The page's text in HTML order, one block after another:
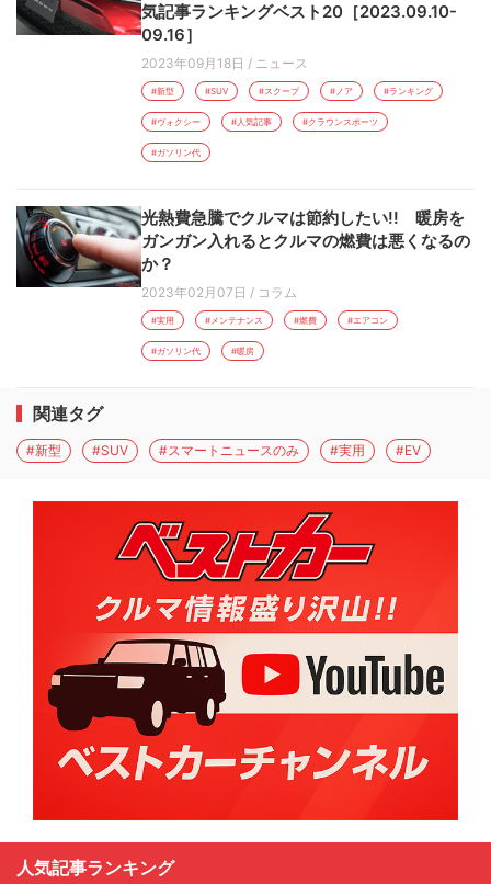
気記事ランキングベスト20［2023.09.10-
09.16］
2023年09月18日 / ニュース
#新型 #SUV #スクープ #ノア #ランキング
#ヴォクシー #人気記事 #クラウンスポーツ
#ガソリン代
光熱費急騰でクルマは節約したい!! 暖房を
ガンガン入れるとクルマの燃費は悪くなるの
か？
2023年02月07日 / コラム
#実用 #メンテナンス #燃費 #エアコン
#ガソリン代 #暖房
関連タグ
#新型 #SUV #スマートニュースのみ #実用 #EV
人気記事ランキング